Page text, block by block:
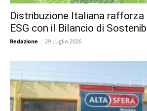
Distribuzione Italiana rafforza
ESG con il Bilancio di
Redazione - 29 Luglio 2026